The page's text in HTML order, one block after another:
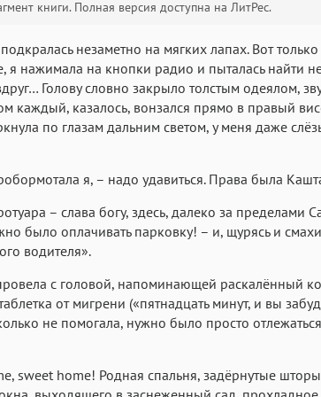
Аа Аа Аа
Аа
Iowan
Аа Аа
Аа
Helvetica Neue
Аа
Arial Аа
Georgia
книги. Полная версия доступна на ЛитРес.
незаметно на мягких лапах. Вот только
я нажимала на кнопки радио и пыталась найти
Голову словно закрыло толстым одеялом,
каждый, казалось, вонзался прямо в правый
по глазам дальним светом, у меня даже
я, – надо удавиться. Права была
– слава богу, здесь, далеко за пределами
было оплачивать парковку! – и, щурясь и
водителя».
с головой, напоминающей раскалённый
от мигрени («пятнадцать минут, и вы
не помогала, нужно было просто
sweet home! Родная спальня, задёрнутые